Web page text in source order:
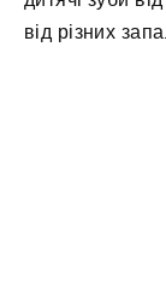
від різних